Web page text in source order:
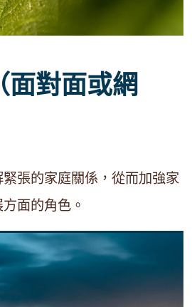
對面或網
張的家庭關係，從而加強家
面的角色。